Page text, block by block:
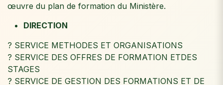
œuvre du plan de formation du Ministère.
DIRECTION
? SERVICE METHODES ET ORGANISATIONS
? SERVICE DES OFFRES DE FORMATION ETDES
STAGES
? SERVICE DE GESTION DES FORMATIONS ET DE